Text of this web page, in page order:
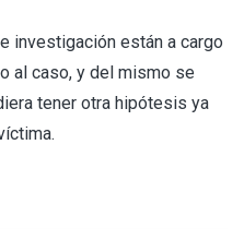
investigación están a cargo
al caso, y del mismo se
tener otra hipótesis ya